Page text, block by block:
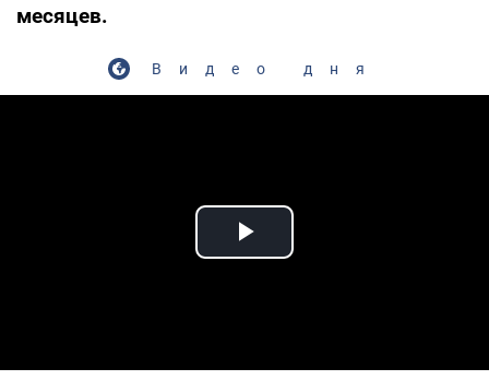
месяцев.
Видео дня
Play Video